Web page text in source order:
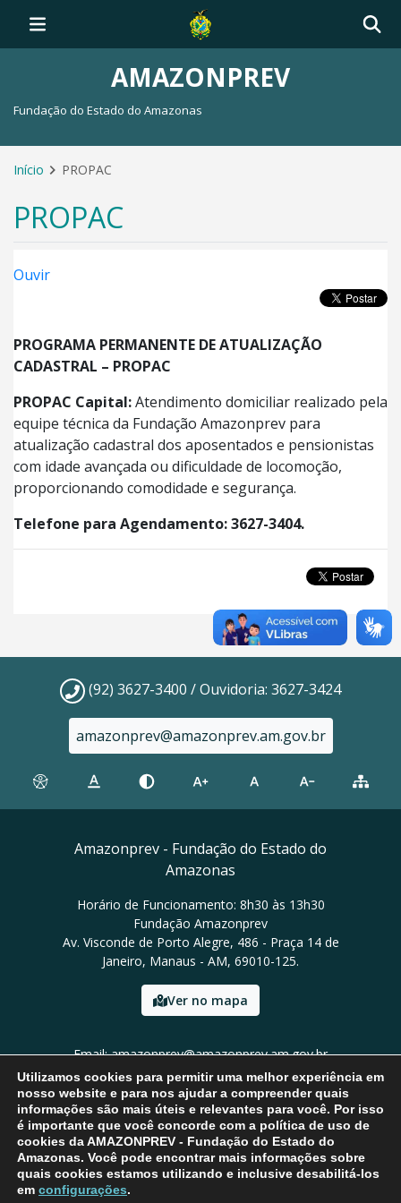
AMAZONPREV
Fundação do Estado do Amazonas
Início PROPAC
PROPAC
Ouvir
PROGRAMA PERMANENTE DE ATUALIZAÇÃO
CADASTRAL – PROPAC
PROPAC Capital:Atendimento domiciliar realizado pela
equipe técnica da Fundação Amazonprev para
atualização cadastral dos aposentados e pensionistas
com idade avançada ou dificuldade de locomoção,
proporcionando comodidade e segurança.
Telefone para Agendamento: 3627-3404.
(92) 3627-3400 / Ouvidoria: 3627-3424
amazonprev@amazonprev.am.gov.br
Amazonprev - Fundação do Estado do
Amazonas
Horário de Funcionamento: 8h30 às 13h30
Fundação Amazonprev
Av. Visconde de Porto Alegre, 486 - Praça 14 de
Janeiro, Manaus - AM, 69010-125.
Ver no mapa
Email: amazonprev@amazonprev.am.gov.br
Tel: (92) 3627-3400 / Ouvidoria: 3627-3424
Utilizamos cookies para permitir uma melhor experiência em
nosso website e para nos ajudar a compreender quais
informações são mais úteis e relevantes para você. Por isso
é importante que você concorde com a política de uso de
cookies da AMAZONPREV - Fundação do Estado do
Amazonas. Você pode encontrar mais informações sobre
quais cookies estamos utilizando e inclusive desabilitá-los
em configurações.